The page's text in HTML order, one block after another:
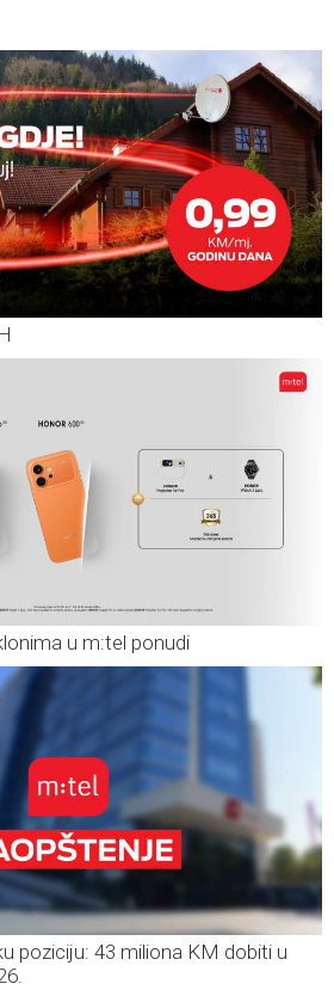
u m:tel ponudi
poziciju: 43 miliona KM dobiti u